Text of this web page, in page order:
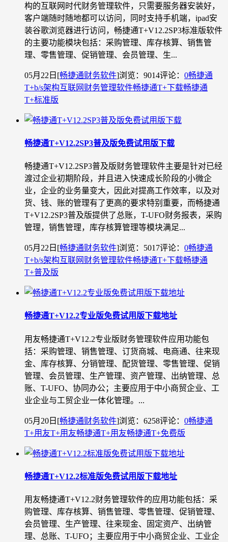
构的互联网时代财务管理软件，只需要服务器安装好，
客户端随时随地都可以访问，同时支持手机端，ipad安
装谷歌浏览器进行访问，畅捷通T+V12.2SP3标准版软件
的主要功能模块包括：采购管理、库存核算、销售管
理、零售管理、促销管理、会员管理、生...
05月22日 [畅捷通财务软件]浏览：9014评论： 0畅捷通
T+b/s架构互联网财务管理软件畅捷通T+下载畅捷通
T+标准版
畅捷通T+V12.2SP3普及版免费试用版下载
畅捷通T+V12.2SP3普及版财务管理软件主要是针对已经
渡过企业初期阶段，并且进入快速成长阶段的小微企
业，企业的业务量变大，因此对提高工作效率，以及对
货、钱、账的管理有了更高的要求特别重要，而畅捷通
T+V12.2SP3普及版提供了总账，T-UFO财务报表，采购
管理，销售管理，库存核算管理等模块满足...
05月22日 [畅捷通财务软件]浏览：5017评论： 0畅捷通
T+b/s架构互联网财务管理软件畅捷通T+下载畅捷通
T+普及版
畅捷通T+V12.2专业版免费试用版下载地址
用友畅捷通T+V12.2专业版财务管理软件应用功能包
括：采购管理、销售管理、订货商城、电商通、往来现
金、库存核算、分销管理、配货管理、零售管理、促销
管理、会员管理、生产管理、资产管理、出纳管理、总
账、T-UFO、协同办公；主要应用于中小商贸企业、工
业企业与工贸企业一体化管理。...
05月20日 [畅捷通财务软件]浏览：6258评论： 0畅捷通
T+用友T+用友畅捷通T+用友畅捷通T+免费版
畅捷通T+V12.2标准版免费试用版下载地址
用友畅捷通T+V12.2财务管理软件的应用功能包括：采
购管理、库存核算、销售管理、零售管理、促销管理、
会员管理、生产管理、往来现金、固定资产、出纳管
理、总账、T-UFO；主要应用于中小商贸企业、工业企